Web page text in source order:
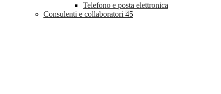
Telefono e posta elettronica
Consulenti e collaboratori 45